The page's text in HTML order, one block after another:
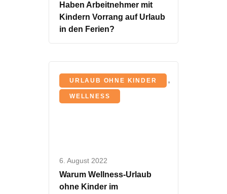
Haben Arbeitnehmer mit
Kindern Vorrang auf Urlaub
in den Ferien?
URLAUB OHNE KINDER ,
WELLNESS
6. August 2022
Warum Wellness-Urlaub
ohne Kinder im